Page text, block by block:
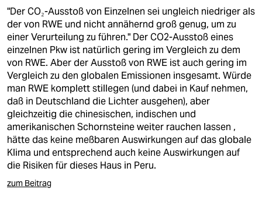
"Der CO₂-Ausstoß von Einzelnen sei ungleich niedriger als
der von RWE und nicht annähernd groß genug, um zu
einer Verurteilung zu führen." Der CO2-Ausstoß eines
einzelnen Pkw ist natürlich gering im Vergleich zu dem
von RWE. Aber der Ausstoß von RWE ist auch gering im
Vergleich zu den globalen Emissionen insgesamt. Würde
man RWE komplett stillegen (und dabei in Kauf nehmen,
daß in Deutschland die Lichter ausgehen), aber
gleichzeitig die chinesischen, indischen und
amerikanischen Schornsteine weiter rauchen lassen ,
hätte das keine meßbaren Auswirkungen auf das globale
Klima und entsprechend auch keine Auswirkungen auf
die Risiken für dieses Haus in Peru.
zum Beitrag